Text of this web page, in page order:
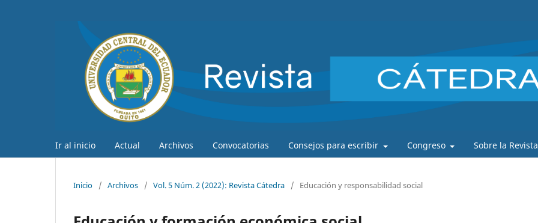
Ir al inicio Actual Archivos Convocatorias Consejos para escribir Congreso Sobre la Revista
Inicio / Archivos / Vol. 5 Núm. 2 (2022): Revista Cátedra / Educación y responsabilidad social